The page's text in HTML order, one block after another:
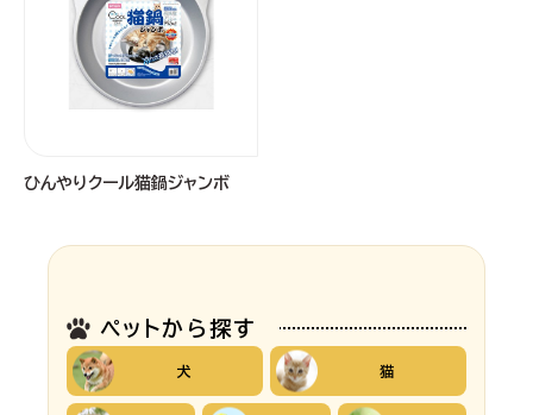
ひんやりクール猫鍋ジャンボ
ペットから探す
犬 猫